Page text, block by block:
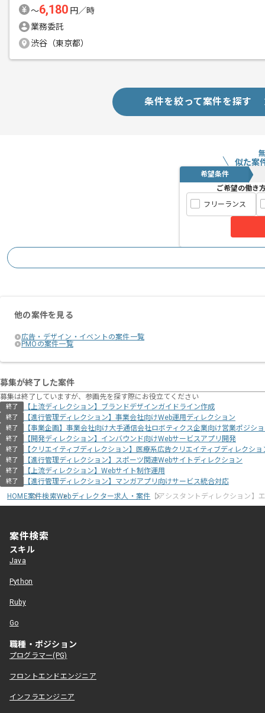
〜6,180 円／時
業務委託
渋谷（東京都）
条件を絞って案件を探す
似た案
希望条件
ご希望の働き
フリーランス
他の案件を見る
広告・デザイン・イベントの案件一覧
PMOの案件一覧
募集が終了した案件
募集は終了していますが、参画先を探す際にお役立てください
終了 【上流ディレクション】ブランドデザインガイドライン作成
終了 【進行管理ディレクション】事業会社向けWeb運用ディレクション
終了 【事業企画】事業会社向け大手通信会社ロボティクス企業向け営業ポジシ
終了 【開発ディレクション】インバウンド向けWebサービスアプリ開発
終了 【クリエイティブディレクション】医療系広告クリエイティブディレクショ
終了 【進行管理ディレクション】スポーツ関連Webサイトディレクション
終了 【上流ディレクション】Webサイト制作運用
終了
【進行管理ディレクション】マンガアプリ向けサービス統合対応
HOME案件検索Webディレクター求人・案件 【アシスタントディレクション
案件検索
スキル
Java
Python
Ruby
Go
職種・ポジション
プログラマー(PG)
フロントエンドエンジニア
インフラエンジニア